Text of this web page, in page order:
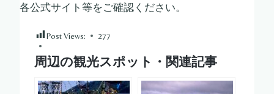
各公式サイト等をご確認ください。
Post Views: 277
周辺の観光スポット・関連記事